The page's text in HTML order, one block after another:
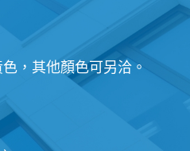
，其他顏色可另洽。